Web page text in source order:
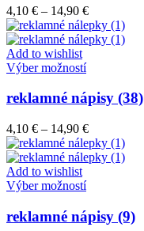
variantov.
Možnosti
si
môžete
vybrať
na
stránke
produktu.
4,10 € – 14,90 €Price
range:
4,10 €
Add to wishlist
Výber možnostíTento
má
viacero
variantov.
Možnosti
si
môžete
vybrať
na
stránke
produktu.
reklamné nápisy (38)
4,10 € – 14,90 €Price
range:
4,10 €
Add to wishlist
Výber možnostíTento
má
viacero
reklamné nápisy (9)